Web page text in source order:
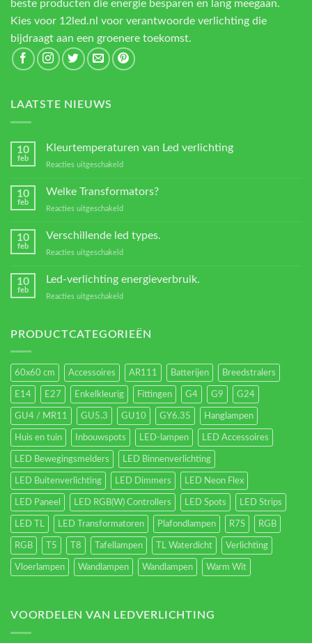
beste producten die energie besparen en lang meegaan.
Kies voor 12led.nl voor verantwoorde verlichting die
bijdraagt aan een groenere toekomst.
LAATSTE NIEUWS
10
feb
Kleurtemperaturen van Led verlichting
Reacties uitgeschakeld
verlichting
10
feb
Welke Transformators?
Reacties uitgeschakeld
Transformators?
10
feb
Verschillende led types.
Reacties uitgeschakeld
10
feb
Led-verlichting energieverbruik.
Reacties uitgeschakeld
energieverbruik.
PRODUCTCATEGORIEËN
60x60 cm Accessoires AR111 Batterijen Breedstralers
E14 E27 Enkelkleurig Fittingen G4 G9 G24
GU4 / MR11 GU5.3 GU10 GY6.35 Hanglampen
Huis en tuin Inbouwspots LED-lampen LED Accessoires
LED Bewegingsmelders LED Binnenverlichting
LED Buitenverlichting LED Dimmers LED Neon Flex
LED Paneel LED RGB(W) Controllers LED Spots LED Strips
LED TL LED Transformatoren Plafondlampen R7S RGB
RGB T5 T8 Tafellampen TL Waterdicht Verlichting
Vloerlampen Wandlampen Wandlampen Warm Wit
VOORDELEN VAN LEDVERLICHTING